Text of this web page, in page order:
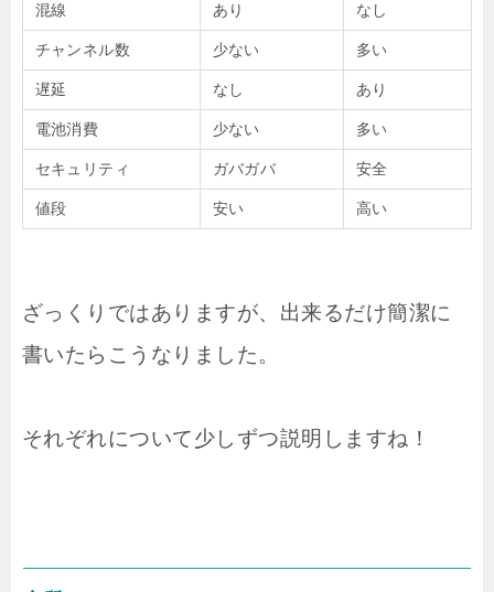
混線 あり なし
チャンネル数 少ない 多い
遅延 なし あり
電池消費 少ない 多い
セキュリティ ガバガバ 安全
値段 安い 高い
ざっくりではありますが、出来るだけ簡潔に
書いたらこうなりました。
それぞれについて少しずつ説明しますね！